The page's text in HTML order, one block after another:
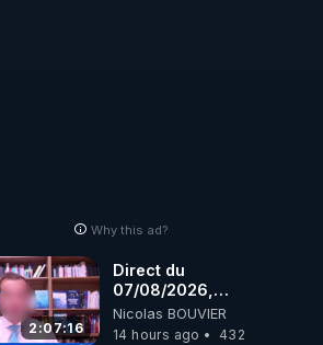
Why this ad?
2:07:16
Direct du
07/08/2026,
présenté par
Nicolas BOUVIER
Nicolas BOUVIER
14 hours ago
432